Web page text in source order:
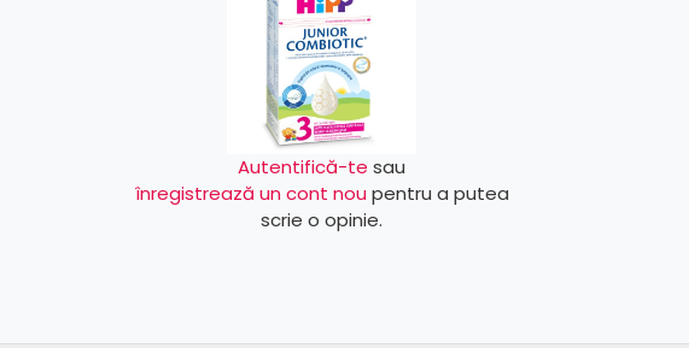
Autentifică-te sau
înregistrează un cont nou pentru a putea
scrie o opinie.